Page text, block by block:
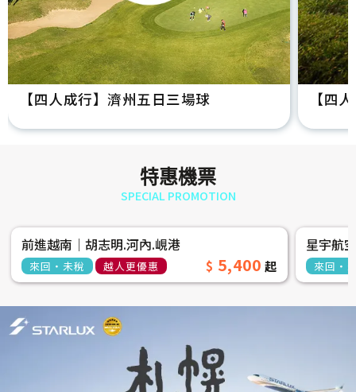
【四人成行】濟州五日三場球 【四
特惠機票
SPECIAL PROMOTION
前進越南│胡志明.河內.峴港
來回‧未稅 越人更優惠 5,400
星宇航
來回‧